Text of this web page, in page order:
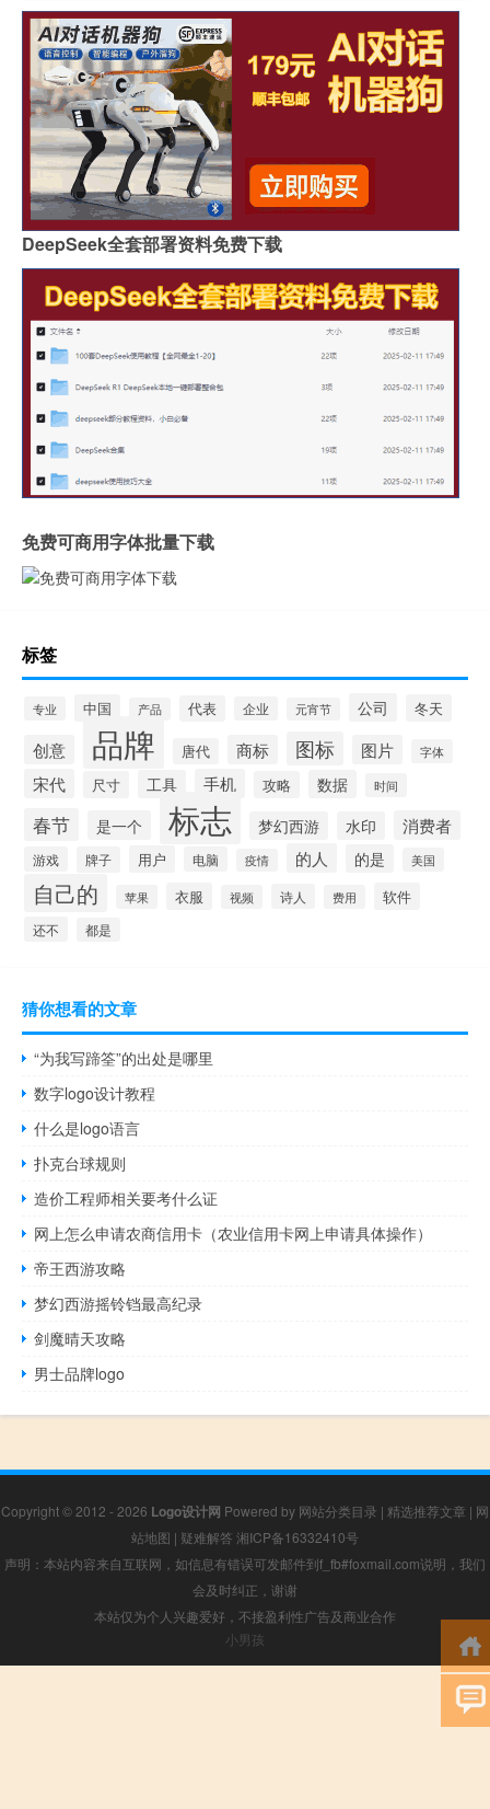
DeepSeek全套部署资料免费下载
免费可商用字体批量下载
标签
专业 中国 产品 代表 企业 元宵节 公司 冬天
创意 品牌 唐代 商标 图标 图片 字体
宋代 尺寸 工具 手机 攻略 数据 时间
春节 是一个 标志 梦幻西游 水印 消费者
游戏 牌子 用户 电脑 疫情 的人 的是 美国
自己的 苹果 衣服 视频 诗人 费用 软件
还不 都是
猜你想看的文章
“为我写蹄筌”的出处是哪里
数字logo设计教程
什么是logo语言
扑克台球规则
造价工程师相关要考什么证
网上怎么申请农商信用卡（农业信用卡网上申请具体操作）
帝王西游攻略
梦幻西游摇铃铛最高纪录
剑魔晴天攻略
男士品牌logo
Copyright © 2012 - 2026 Logo设计网 Powered by 网站分类目录 | 精选推荐文章 | 网
站地图 | 疑难解答 湘ICP备16332410号
声明：本站内容来自互联网，如信息有错误可发邮件到f_fb#foxmail.com说明，我们
会及时纠正，谢谢
本站仅为个人兴趣爱好，不接盈利性广告及商业合作
小男孩